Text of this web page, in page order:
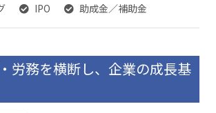
IPO 助成金／補助金
労務を横断し、企業の成長基